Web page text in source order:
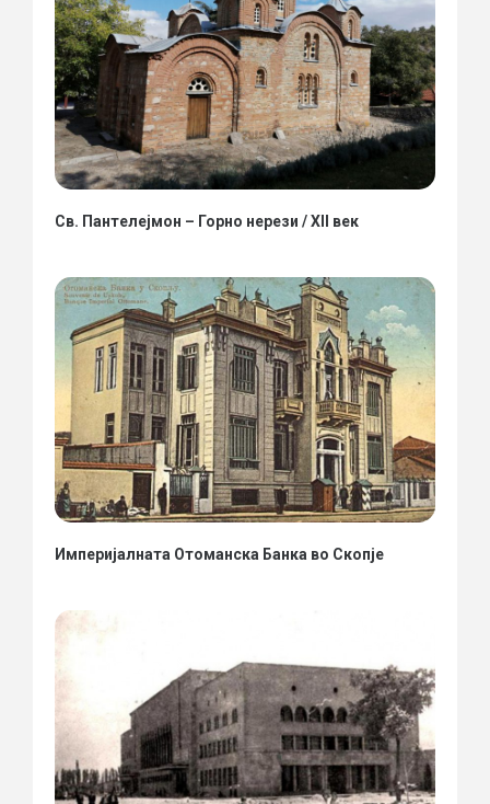
Св. Пантелејмон – Горно нерези / XII век
Империјалната Отоманска Банка во Скопје